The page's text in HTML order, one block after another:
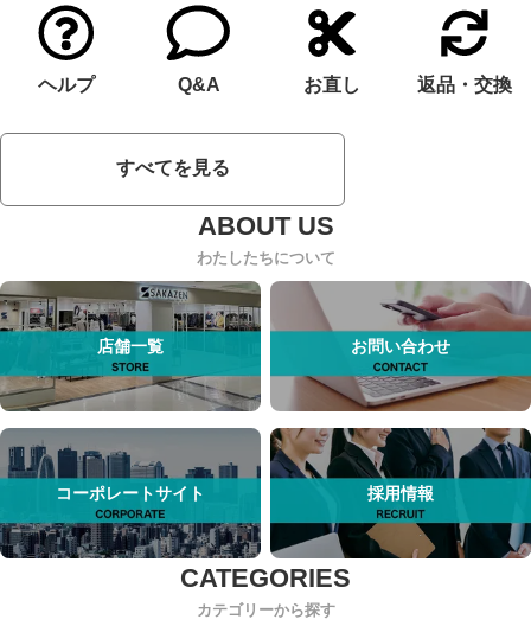
ヘルプ Q&A お直し 返品・交換
すべてを見る
わたしたちについて
店舗一覧 お問い合わせ
コーポレートサイト 採用情報
カテゴリーから探す